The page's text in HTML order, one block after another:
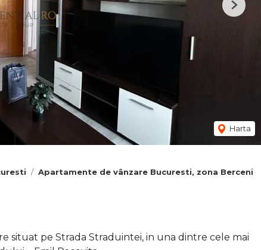
Harta
Next
Apartamente de vânzare Bucuresti, zona Berceni
situat pe Strada Straduintei, in una dintre cele mai